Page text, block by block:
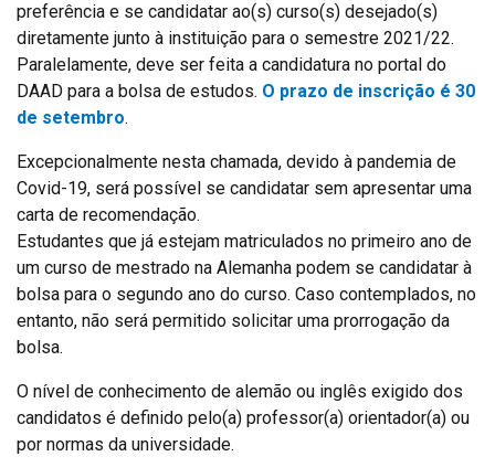
preferência e se candidatar ao(s) curso(s) desejado(s)
diretamente junto à instituição para o semestre 2021/22.
Paralelamente, deve ser feita a candidatura no portal do
DAAD para a bolsa de estudos. O prazo de inscrição é 30
de setembro.
Excepcionalmente nesta chamada, devido à pandemia de
Covid-19, será possível se candidatar sem apresentar uma
carta de recomendação.
Estudantes que já estejam matriculados no primeiro ano de
um curso de mestrado na Alemanha podem se candidatar à
bolsa para o segundo ano do curso. Caso contemplados, no
entanto, não será permitido solicitar uma prorrogação da
bolsa.
O nível de conhecimento de alemão ou inglês exigido dos
candidatos é definido pelo(a) professor(a) orientador(a) ou
por normas da universidade.